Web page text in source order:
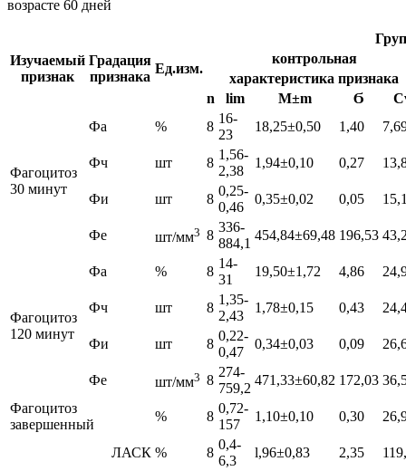
возрасте 60 дней
Изучаемый
признак
Градация
признака
Ед.изм.
контрольная
характеристика признака
n
lim М±m Ϭ
Фагоцитоз
30 минут
Фа % 8
16-
23
18,25±0,50 1,40
Фч шт 8
1,56-
2,38
1,94±0,10 0,27
Фи шт 8
0,25-
0,46
0,35±0,02 0,05
Фе шт/мм3 8
336-
884,1
454,84±69,48 196,53
Фагоцитоз
120 минут
Фа % 8
14-
31
19,50±1,72 4,86
Фч шт 8
1,35-
2,43
1,78±0,15 0,43
Фи шт 8
0,22-
0,47
0,34±0,03 0,09
Фе шт/мм3 8
274-
759,2
471,33±60,82 172,03
Фагоцитоз
завершенный
% 8
0,72-
157
1,10±0,10 0,30
ЛАСК % 8
0,4-
6,3
l,96±0,83 2,35